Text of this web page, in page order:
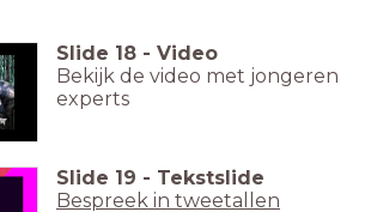
Slide 18 - Video
Bekijk de video met jongeren
experts
Slide 19 - Tekstslide
Bespreek in tweetallen